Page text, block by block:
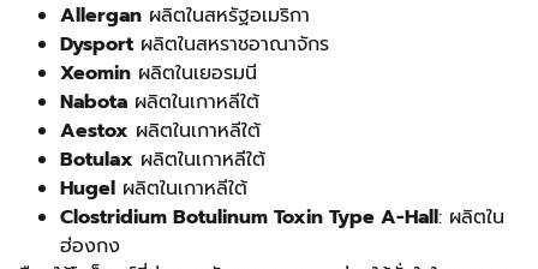
Allergan ผลิตในสหรัฐอเมริกา
Dysport ผลิตในสหราชอาณาจักร
Xeomin ผลิตในเยอรมนี
Nabota ผลิตในเกาหลีใต้
Aestox ผลิตในเกาหลีใต้
Botulax ผลิตในเกาหลีใต้
Hugel ผลิตในเกาหลีใต้
Clostridium Botulinum Toxin Type A-Hall: ผลิตใน
ฮ่องกง